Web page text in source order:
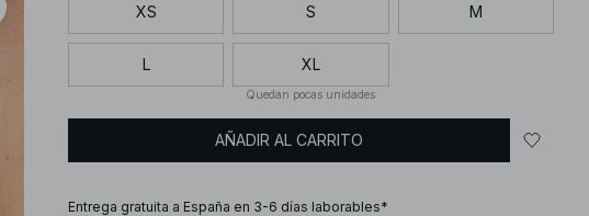
XS S M
L XL
Quedan pocas unidades
AÑADIR AL CARRITO
Entrega gratuita a España en 3-6 días laborables*